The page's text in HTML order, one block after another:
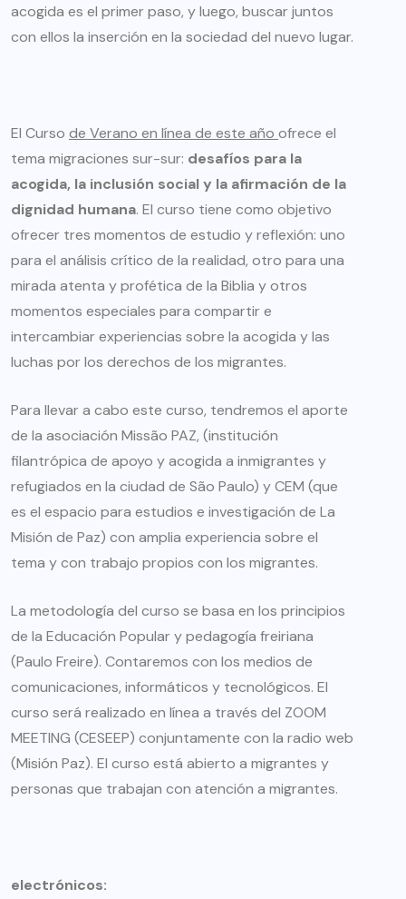
acogida es el primer paso, y luego, buscar juntos
con ellos la inserción en la sociedad del nuevo lugar.
El Curso de Verano en línea de este año ofrece el
tema migraciones sur-sur: desafíos para la
acogida, la inclusión social y la afirmación de la
dignidad humana. El curso tiene como objetivo
ofrecer tres momentos de estudio y reflexión: uno
para el análisis crítico de la realidad, otro para una
mirada atenta y profética de la Biblia y otros
momentos especiales para compartir e
intercambiar experiencias sobre la acogida y las
luchas por los derechos de los migrantes.
Para llevar a cabo este curso, tendremos el aporte
de la asociación Missão PAZ, (institución
filantrópica de apoyo y acogida a inmigrantes y
refugiados en la ciudad de São Paulo) y CEM (que
es el espacio para estudios e investigación de La
Misión de Paz) con amplia experiencia sobre el
tema y con trabajo propios con los migrantes.
La metodología del curso se basa en los principios
de la Educación Popular y pedagogía freiriana
(Paulo Freire). Contaremos con los medios de
comunicaciones, informáticos y tecnológicos. El
curso será realizado en línea a través del ZOOM
MEETING (CESEEP) conjuntamente con la radio web
(Misión Paz). El curso está abierto a migrantes y
personas que trabajan con atención a migrantes.
electrónicos: